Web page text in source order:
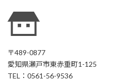
〒489-0877
愛知県瀬戸市東赤重町1-125
TEL：0561-56-9536